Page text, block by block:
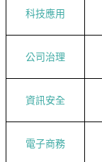
科技應用
公司治理
資訊安全
電子商務